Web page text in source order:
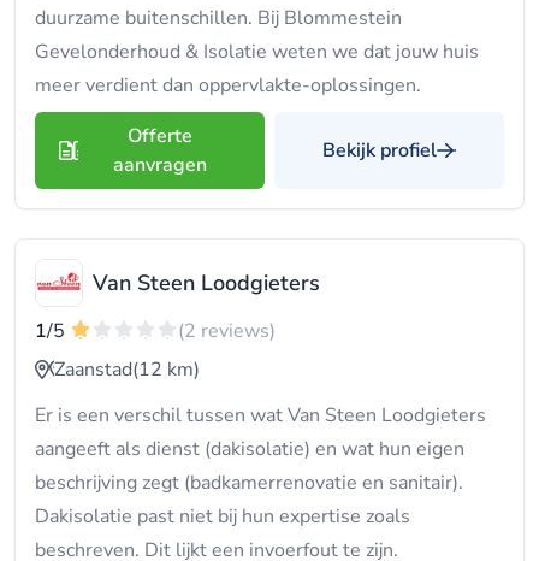
duurzame buitenschillen. Bij Blommestein
Gevelonderhoud & Isolatie weten we dat jouw huis
meer verdient dan oppervlakte-oplossingen.
Offerte
aanvragen
Bekijk profiel
Van Steen Loodgieters
1/5
(2 reviews)
Zaanstad(12 km)
Er is een verschil tussen wat Van Steen Loodgieters
aangeeft als dienst (dakisolatie) en wat hun eigen
beschrijving zegt (badkamerrenovatie en sanitair).
Dakisolatie past niet bij hun expertise zoals
beschreven. Dit lijkt een invoerfout te zijn.